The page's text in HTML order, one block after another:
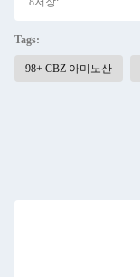
Tags:
98+ CBZ 아미노산